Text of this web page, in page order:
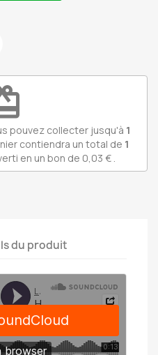
pouvez collecter jusqu'à 1
contiendra un total de 1
en un bon de 0,03 € .
du produit